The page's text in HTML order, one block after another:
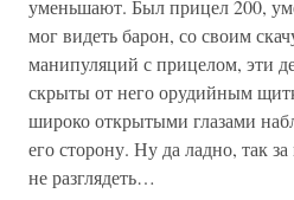
уменьшают. Был прицел 200,
мог видеть барон, со своим
манипуляций с прицелом, эти
скрыты от него орудийным
широко открытыми глазами
его сторону. Ну да ладно, так
не разглядеть…